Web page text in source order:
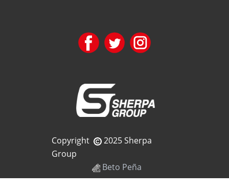
Copyright
2025 Sherpa
Group
Beto Peña